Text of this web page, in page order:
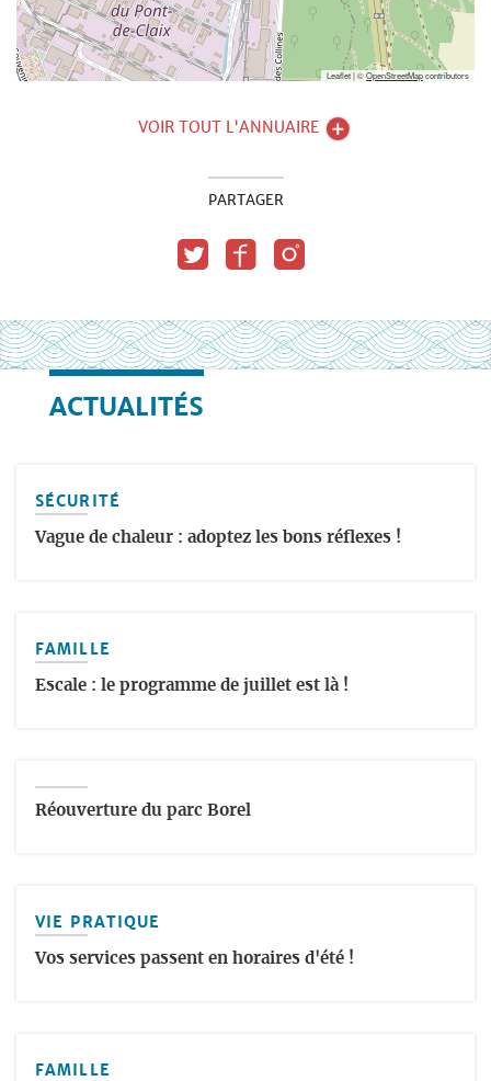
Leaflet | ©OpenStreetMapcontributors
VOIR TOUT L'ANNUAIRE
PARTAGER
ACTUALITÉS
SÉCURITÉ
Vague de chaleur : adoptez les bons réflexes !
FAMILLE
Escale : le programme de juillet est là !
Réouverture du parc Borel
VIE PRATIQUE
Vos services passent en horaires d'été !
FAMILLE